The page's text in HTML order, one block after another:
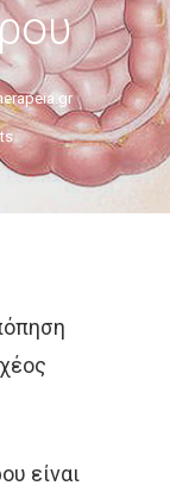
είναι